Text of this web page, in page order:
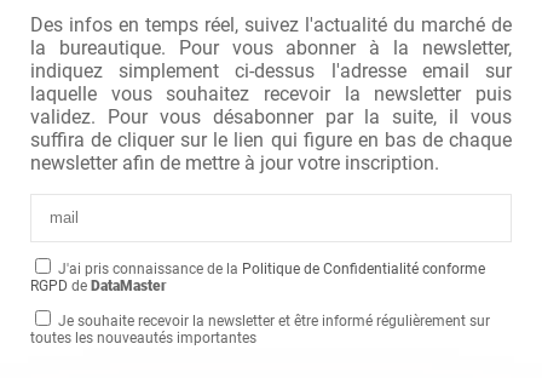
Des infos en temps réel, suivez l'actualité du marché de
la bureautique. Pour vous abonner à la newsletter,
indiquez simplement ci-dessus l'adresse email sur
laquelle vous souhaitez recevoir la newsletter puis
validez. Pour vous désabonner par la suite, il vous
suffira de cliquer sur le lien qui figure en bas de chaque
newsletter afin de mettre à jour votre inscription.
J'ai pris connaissance de la Politique de Confidentialité conforme
RGPD de DataMaster
Je souhaite recevoir la newsletter et être informé régulièrement sur
toutes les nouveautés importantes